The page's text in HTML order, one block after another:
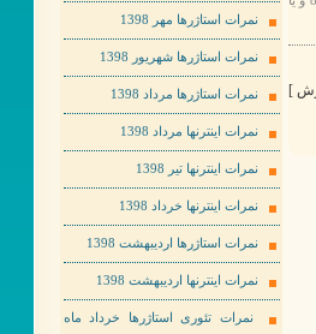
نمرات استاژرها مهر 1398
نمرات استاژرها شهریور 1398
نمرات استاژرها مرداد 1398
نمرات اینترنها مرداد 1398
نمرات اینترنها تیر 1398
نمرات اینترنها خرداد 1398
نمرات استاژرها اردیبهشت 1398
نمرات اینترنها اردیبهشت 1398
نمرات تئوری استاژرها خرداد ماه